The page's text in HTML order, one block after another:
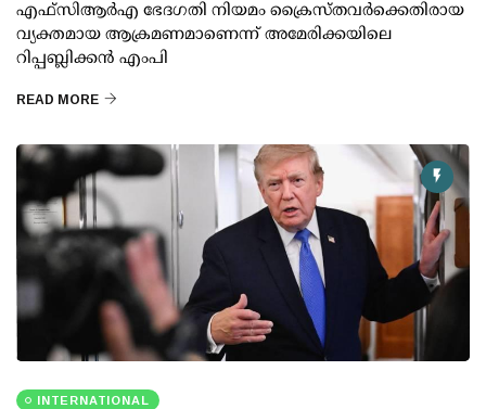
എഫ്സിആർഎ ഭേദഗതി നിയമം ക്രൈസ്തവർക്കെതിരായ
വ്യക്തമായ ആക്രമണമാണെന്ന് അമേരിക്കയിലെ
റിപ്പബ്ലിക്കൻ എംപി
READ MORE
INTERNATIONAL